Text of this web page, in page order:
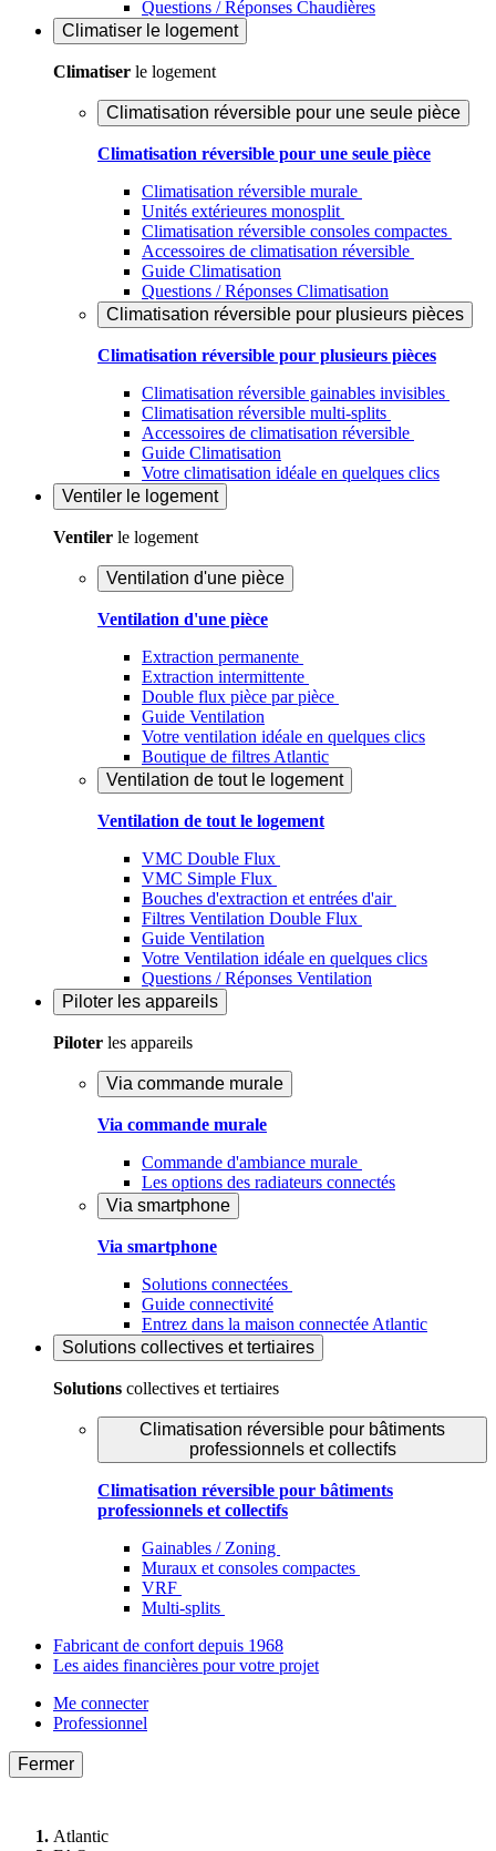
Questions / Réponses Chaudières
Climatiser le logement
Climatiser le logement
Climatisation réversible pour une seule pièce
Climatisation réversible pour une seule pièce
Climatisation réversible murale
Unités extérieures monosplit
Climatisation réversible consoles compactes
Accessoires de climatisation réversible
Guide Climatisation
Questions / Réponses Climatisation
Climatisation réversible pour plusieurs pièces
Climatisation réversible pour plusieurs pièces
Climatisation réversible gainables invisibles
Climatisation réversible multi-splits
Accessoires de climatisation réversible
Guide Climatisation
Votre climatisation idéale en quelques clics
Ventiler le logement
Ventiler le logement
Ventilation d'une pièce
Ventilation d'une pièce
Extraction permanente
Extraction intermittente
Double flux pièce par pièce
Guide Ventilation
Votre ventilation idéale en quelques clics
Boutique de filtres Atlantic
Ventilation de tout le logement
Ventilation de tout le logement
VMC Double Flux
VMC Simple Flux
Bouches d'extraction et entrées d'air
Filtres Ventilation Double Flux
Guide Ventilation
Votre Ventilation idéale en quelques clics
Questions / Réponses Ventilation
Piloter les appareils
Piloter les appareils
Via commande murale
Via commande murale
Commande d'ambiance murale
Les options des radiateurs connectés
Via smartphone
Via smartphone
Solutions connectées
Guide connectivité
Entrez dans la maison connectée Atlantic
Solutions collectives et tertiaires
Solutions collectives et tertiaires
Climatisation réversible pour bâtiments
professionnels et collectifs
Climatisation réversible pour bâtiments
professionnels et collectifs
Gainables / Zoning
Muraux et consoles compactes
VRF
Multi-splits
Fabricant de confort depuis 1968
Les aides financières pour votre projet
Me connecter
Professionnel
Fermer
Atlantic